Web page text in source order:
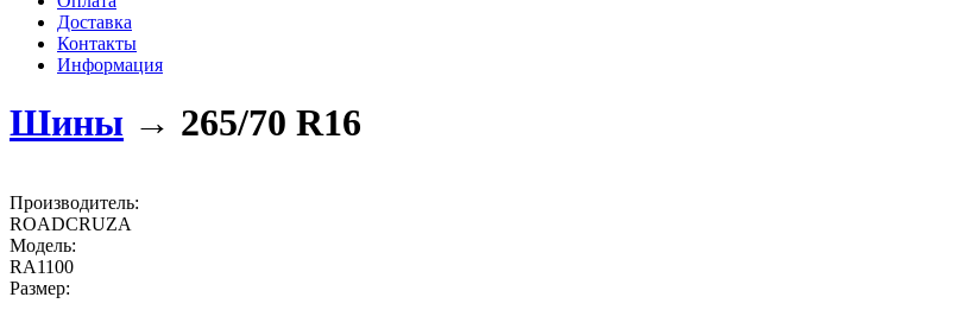
Доставка
Контакты
Информация
Шины → 265/70 R16
Производитель:
ROADCRUZA
Модель:
RA1100
Размер: